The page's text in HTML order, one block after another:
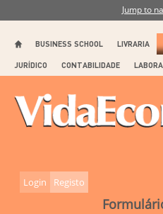
Jump to
BUSINESS SCHOOL LIVRARIA
JURÍDICO CONTABILIDADE
Login Registo